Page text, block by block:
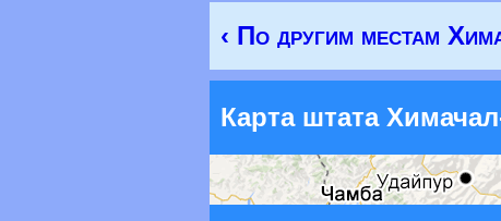
‹ По другим местам
Карта штата